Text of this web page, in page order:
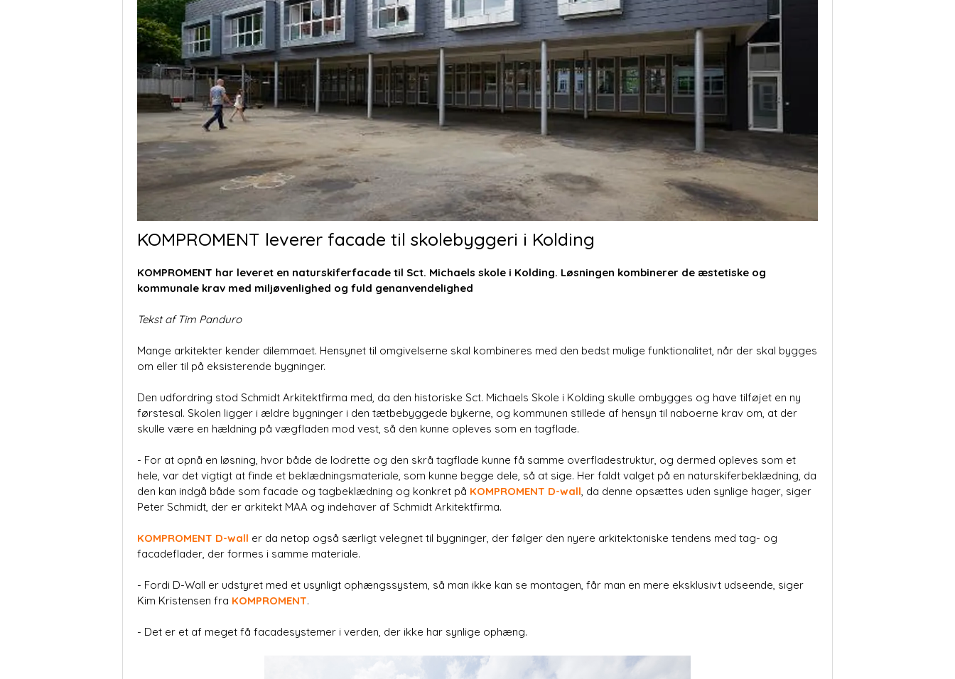
KOMPROMENT leverer facade til skolebyggeri i Kolding
KOMPROMENT har leveret en naturskiferfacade til Sct. Michaels skole i Kolding. Løsningen kombinerer de æstetiske og
kommunale krav med miljøvenlighed og fuld genanvendelighed
Tekst af Tim Panduro
Mange arkitekter kender dilemmaet. Hensynet til omgivelserne skal kombineres med den bedst mulige funktionalitet, når der skal bygges
om eller til på eksisterende bygninger.
Den udfordring stod Schmidt Arkitektfirma med, da den historiske Sct. Michaels Skole i Kolding skulle ombygges og have tilføjet en ny
førstesal. Skolen ligger i ældre bygninger i den tætbebyggede bykerne, og kommunen stillede af hensyn til naboerne krav om, at der
skulle være en hældning på vægfladen mod vest, så den kunne opleves som en tagflade.
- For at opnå en løsning, hvor både de lodrette og den skrå tagflade kunne få samme overfladestruktur, og dermed opleves som et
hele, var det vigtigt at finde et beklædningsmateriale, som kunne begge dele, så at sige. Her faldt valget på en naturskiferbeklædning, da
den kan indgå både som facade og tagbeklædning og konkret på KOMPROMENT D-wall , da denne opsættes uden synlige hager, siger
Peter Schmidt, der er arkitekt MAA og indehaver af Schmidt Arkitektfirma.
KOMPROMENT D-wall er da netop også særligt velegnet til bygninger, der følger den nyere arkitektoniske tendens med tag- og
facadeflader, der formes i samme materiale.
- Fordi D-Wall er udstyret med et usynligt ophængssystem, så man ikke kan se montagen, får man en mere eksklusivt udseende, siger
Kim Kristensen fra KOMPROMENT.
- Det er et af meget få facadesystemer i verden, der ikke har synlige ophæng.